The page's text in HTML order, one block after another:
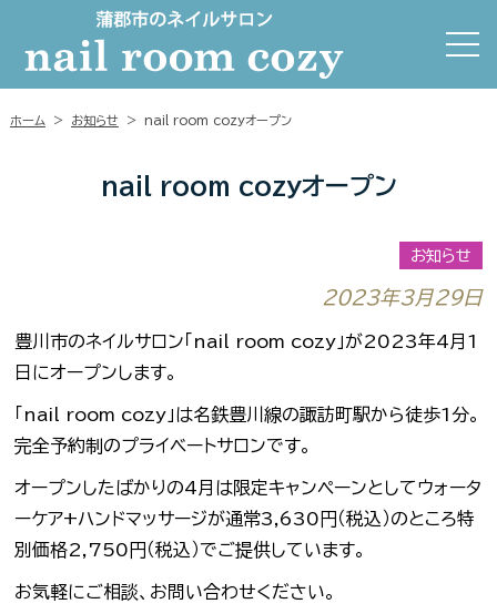
ホーム > お知らせ > nail room cozyオープン
nail room cozyオープン
お知らせ
2023年3月29日
豊川市のネイルサロン「nail room cozy」が2023年4月1
日にオープンします。
「nail room cozy」は名鉄豊川線の諏訪町駅から徒歩1分。
完全予約制のプライベートサロンです。
オープンしたばかりの4月は限定キャンペーンとしてウォータ
ーケア+ハンドマッサージが通常3,630円（税込）のところ特
別価格2,750円（税込）でご提供しています。
お気軽にご相談、お問い合わせください。